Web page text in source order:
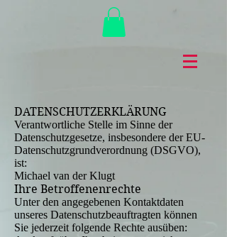
DATENSCHUTZERKLÄRUNG
Verantwortliche Stelle im Sinne der
Datenschutzgesetze, insbesondere der EU-
Datenschutzgrundverordnung (DSGVO),
ist:
Michael van der Klugt
Ihre Betroffenenrechte
Unter den angegebenen Kontaktdaten
unseres Datenschutzbeauftragten können
Sie jederzeit folgende Rechte ausüben: